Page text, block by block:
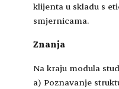
klijenta u skladu s
smjernicama.
Znanja
Na kraju modula
a) Poznavanje